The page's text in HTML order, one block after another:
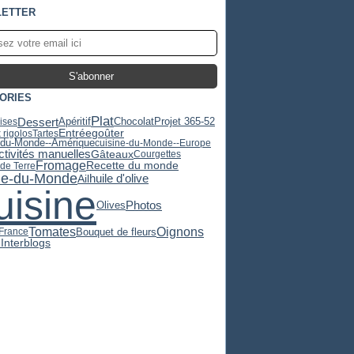
DessertApéritifPlatChocolatProjet 365-52
rigolosTartesEntréegoûter
Monde--Amériquecuisine-du-Monde--Europe
manuellesGâteauxCourgettes
Terre FromageRecette du monde
du-MondeAilhuile d'olive
Olives Photos
TomatesBouquet de fleursOignons